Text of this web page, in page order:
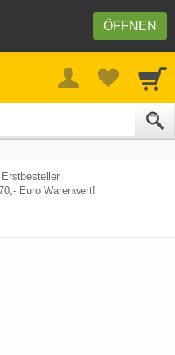
ÖFFNEN
Euro Warenwert!